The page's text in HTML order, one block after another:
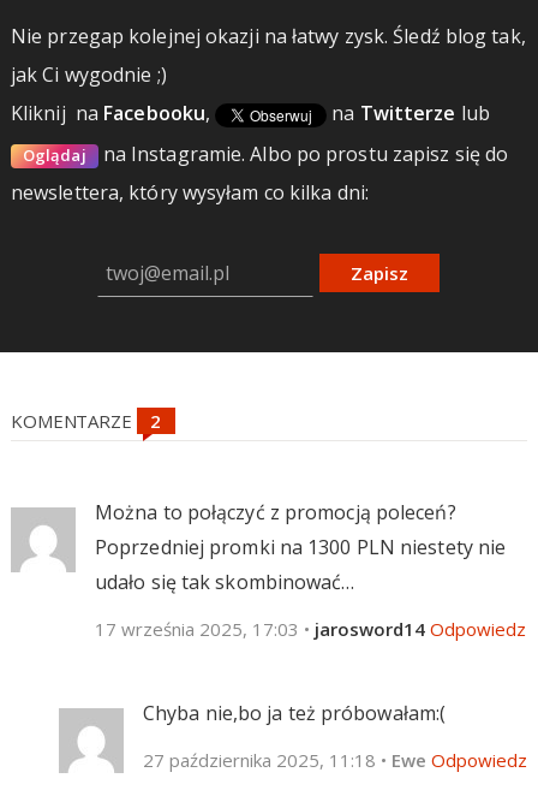
Nie przegap kolejnej okazji na łatwy zysk. Śledź blog tak,
jak Ci wygodnie ;)
Kliknij na Facebooku, na Twitterze lub
Oglądaj na Instagramie.Albo po prostu zapisz się do
newslettera, który wysyłam co kilka dni:
Zapisz
KOMENTARZE
Można to połączyć z promocją poleceń?
Poprzedniej promki na 1300 PLN niestety nie
udało się tak skombinować…
17 września 2025, 17:03 • jarosword14 Odpowiedz
Chyba nie,bo ja też próbowałam:(
27 października 2025, 11:18 • Ewe Odpowiedz